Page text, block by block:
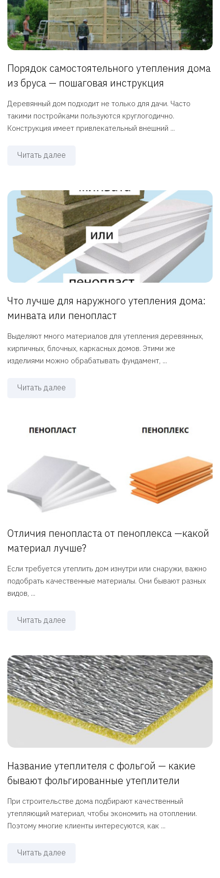
Порядок самостоятельного утепления дома
из бруса — пошаговая инструкция
Деревянный дом подходит не только для дачи. Часто
такими постройками пользуются круглогодично.
Конструкция имеет привлекательный внешний ...
Читать далее
Что лучше для наружного утепления дома:
минвата или пенопласт
Выделяют много материалов для утепления деревянных,
кирпичных, блочных, каркасных домов. Этими же
изделиями можно обрабатывать фундамент, ...
Читать далее
Отличия пенопласта от пеноплекса —какой
материал лучше?
Если требуется утеплить дом изнутри или снаружи, важно
подобрать качественные материалы. Они бывают разных
видов, ...
Читать далее
Название утеплителя с фольгой — какие
бывают фольгированные утеплители
При строительстве дома подбирают качественный
утепляющий материал, чтобы экономить на отоплении.
Поэтому многие клиенты интересуются, как ...
Читать далее